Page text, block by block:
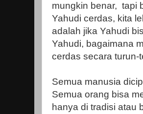
mungkin benar, tapi
Yahudi cerdas, kita
adalah jika Yahudi
Yahudi, bagaimana
cerdas secara turun-
Semua manusia
Semua orang bisa
hanya di tradisi atau